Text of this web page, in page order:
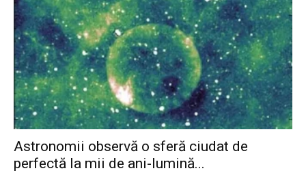
Astronomii observă o sferă ciudat de
perfectă la mii de ani-lumină...